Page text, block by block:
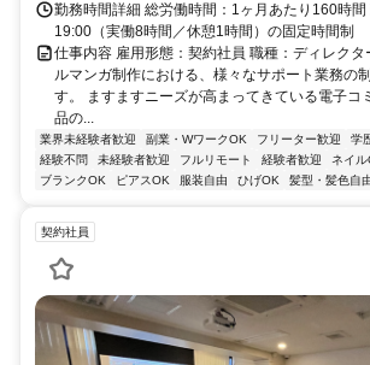
勤務時間詳細 総労働時間：1ヶ月あたり160時
19:00（実働8時間／休憩1時間）の固定時間制
仕事内容 雇用形態：契約社員 職種：ディレクタ
ルマンガ制作における、様々なサポート業務の
す。 ますますニーズが高まってきている電子コ
品の...
業界未経験者歓迎 副業・WワークOK フリーター歓迎 学
経験不問
未経験者歓迎 フルリモート 経験者歓迎 ネイル
ブランクOK
ピアスOK 服装自由 ひげOK 髪型・髪色自
契約社員